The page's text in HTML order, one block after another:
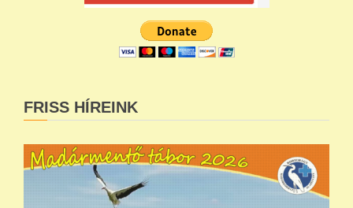
FRISS HÍREINK